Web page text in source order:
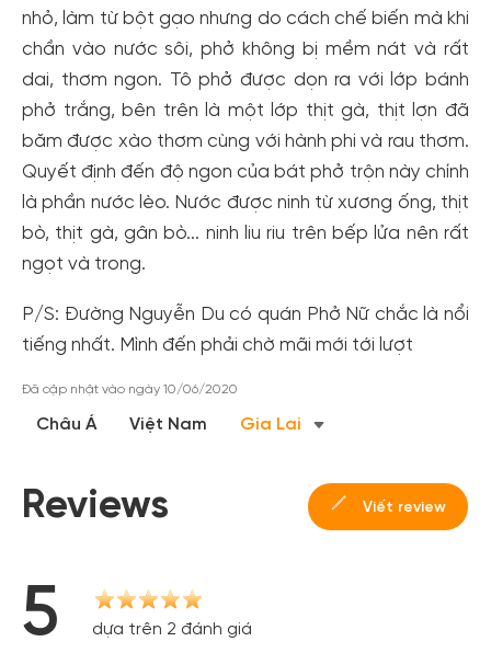
nhỏ, làm từ bột gạo nhưng do cách chế biến mà khi
chần vào nước sôi, phở không bị mềm nát và rất
dai, thơm ngon. Tô phở được dọn ra với lớp bánh
phở trắng, bên trên là một lớp thịt gà, thịt lợn đã
băm được xào thơm cùng với hành phi và rau thơm.
Quyết định đến độ ngon của bát phở trộn này chính
là phần nước lèo. Nước được ninh từ xương ống, thịt
bò, thịt gà, gân bò... ninh liu riu trên bếp lửa nên rất
ngọt và trong.
P/S: Đường Nguyễn Du có quán Phở Nữ chắc là nổi
tiếng nhất. Mình đến phải chờ mãi mới tới lượt
Đã cập nhật vào ngày 10/06/2020
Châu Á Việt Nam Gia Lai
Reviews Viết review
5 dựa trên 2 đánh giá
Tạo tài khoản nhanh - nhận nhiều ưu
đãi!
Tạo tài khoản để có thểnhận ngay các ưu đãihấp dẫn
dành cho thành viên đến từ các đối tác của Gody.vn dành
cho cộng đồng.
Đăng ký
Đăng nhập Facebook
Đăng nhập Google